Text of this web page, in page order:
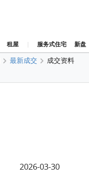
租屋 | 服务式住宅 新盘
最新成交 成交资料
2026-03-30